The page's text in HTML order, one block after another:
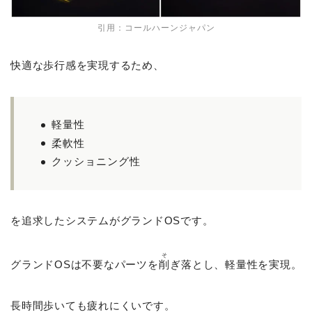
引用：コールハーンジャパン
快適な歩行感を実現するため、
軽量性
柔軟性
クッショニング性
を追求したシステムがグランドOSです。
グランドOSは不要なパーツを削
そ
ぎ落とし、軽量性を実現。
長時間歩いても疲れにくいです。